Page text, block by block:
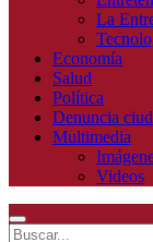
La
Economía
Salud
Política
Denuncia
Multimedia
Videos